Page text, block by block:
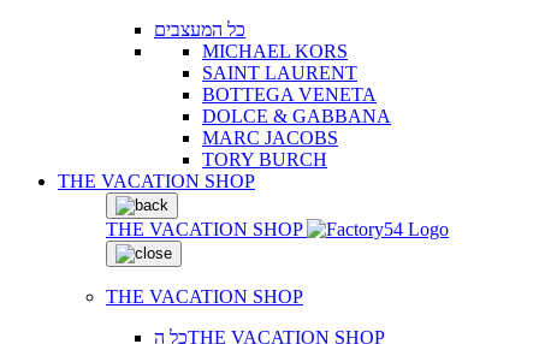
כל המעצבים
MICHAEL KORS
SAINT LAURENT
BOTTEGA VENETA
DOLCE & GABBANA
MARC JACOBS
TORY BURCH
THE VACATION SHOP
THE VACATION SHOP
THE VACATION SHOP
כל הTHE VACATION SHOP